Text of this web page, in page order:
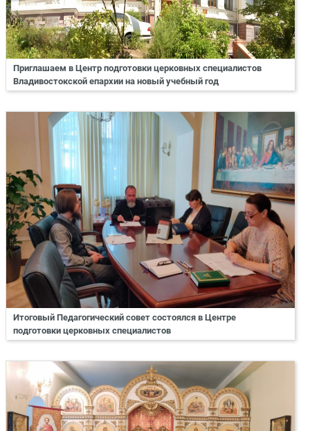
Приглашаем в Центр подготовки церковных специалистов
Владивостокской епархии на новый учебный год
Итоговый Педагогический совет состоялся в Центре
подготовки церковных специалистов